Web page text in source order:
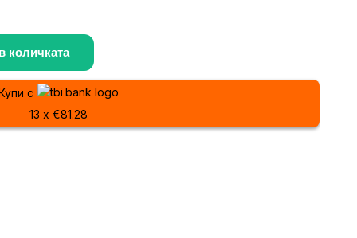
количката
с
13 x €81.28